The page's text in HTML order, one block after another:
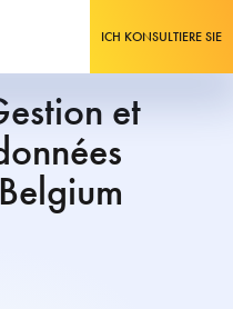
ICH KONSULTIERE SIE
et